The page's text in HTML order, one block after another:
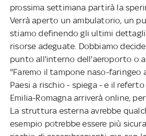
prossima settimana partirà la
Verrà aperto un ambulatorio, un
stiamo definendo gli ultimi
risorse adeguate. Dobbiamo
punto all'interno dell'aeroporto o
"Faremo il tampone naso-faringeo
Paesi a rischio - spiega - e il
Emilia-Romagna arriverà online,
La struttura esterna avrebbe
esempio potrebbe essere più